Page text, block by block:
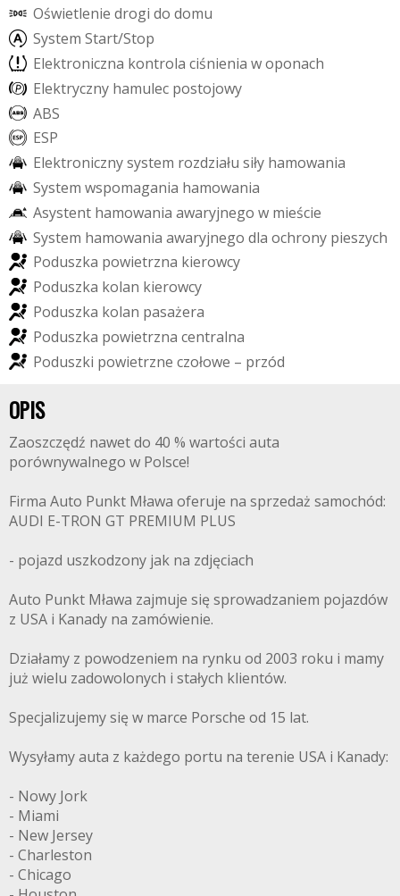
Oświetlenie drogi do domu
System Start/Stop
Elektroniczna kontrola ciśnienia woponach
Elektryczny hamulec postojowy
ABS
ESP
Elektronicznysystem rozdziału siły hamowania
System wspomagania hamowania
Asystent hamowania awaryjnego w mieście
System hamowania awaryjnego dla ochrony pieszych
Poduszka powietrzna kierowcy
Poduszka kolan kierowcy
Poduszka kolan pasażera
Poduszka powietrzna centralna
Poduszki powietrzne czołowe – przód
OPIS
Zaoszczędź nawet do 40 % wartości auta
porównywalnego w Polsce!
Firma Auto Punkt Mława oferuje na sprzedaż samochód:
AUDI E-TRON GT PREMIUM PLUS
- pojazd uszkodzony jak na zdjęciach
Auto Punkt Mława zajmuje się sprowadzaniem pojazdów
z USA i Kanady na zamówienie.
Działamy z powodzeniem na rynku od 2003 roku i mamy
już wielu zadowolonych i stałych klientów.
Specjalizujemy się w marce Porsche od 15 lat.
Wysyłamy auta z każdego portu na terenie USA i Kanady:
- Nowy Jork
- Miami
- New Jersey
- Charleston
- Chicago